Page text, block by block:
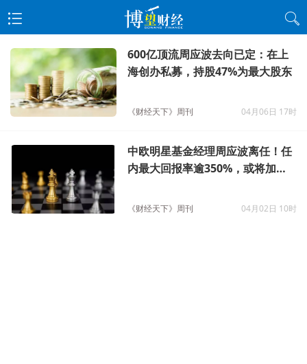
600亿顶流周应波去向已定：在上
海创办私募，持股47%为最大股东
《财经天下》周刊 04月06日 17时
中欧明星基金经理周应波离任！任
内最大回报率逾350%，或将加入
《财经天下》周刊 04月02日 10时